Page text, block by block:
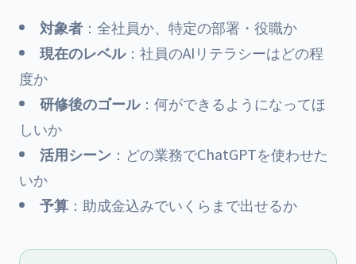
対象者 ：全社員か、特定の部署・役職か
現在のレベル：社員のAIリテラシーはどの程
度か
研修後のゴール：何ができるようになってほ
しいか
活用シーン ：どの業務でChatGPTを使わせた
いか
予算 ：助成金込みでいくらまで出せるか